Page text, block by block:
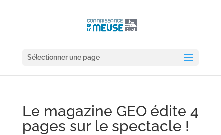
Sélectionner une page
Le magazine GEO édite 4
pages sur le spectacle !